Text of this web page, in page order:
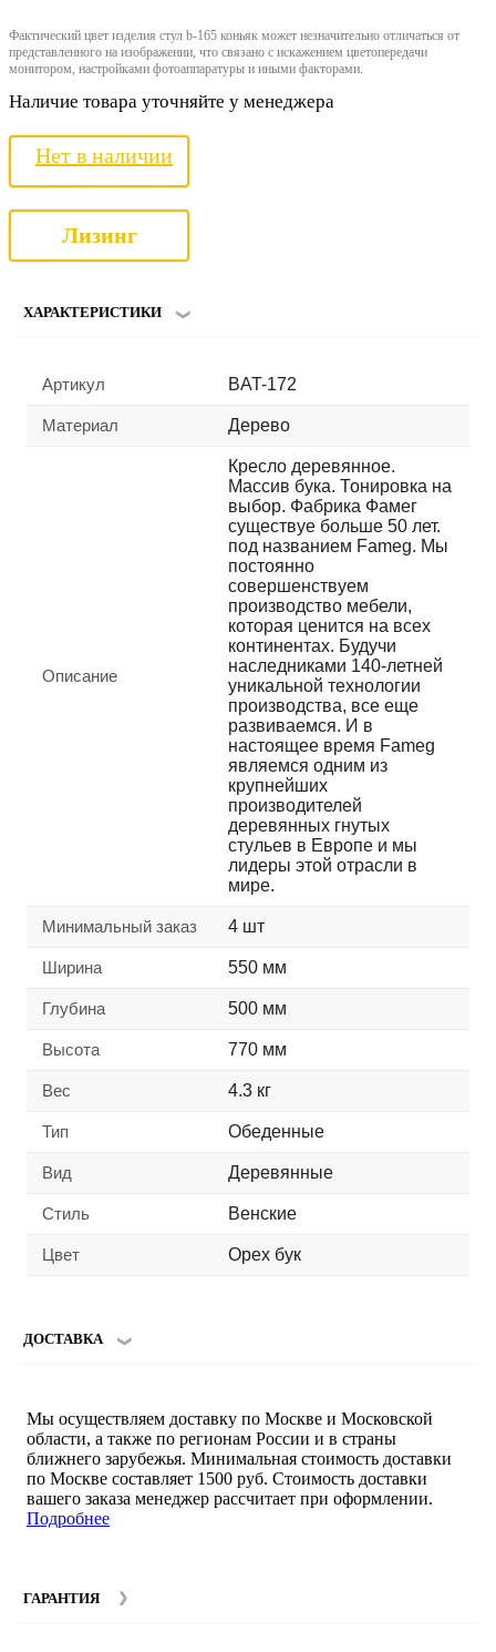
Фактический цвет изделия стул b-165 коньяк может незначительно отличаться от
представленного на изображении, что связано с искажением цветопередачи
монитором, настройками фотоаппаратуры и иными факторами.
Наличие товара уточняйте у менеджера
Нет в наличии
Лизинг
ХАРАКТЕРИСТИКИ
Артикул BAT-172
Материал Дерево
Описание
Кресло деревянное.
Массив бука. Тонировка на
выбор. Фабрика Фамег
существуе больше 50 лет.
под названием Fameg. Мы
постоянно
совершенствуем
производство мебели,
которая ценится на всех
континентах. Будучи
наследниками 140-летней
уникальной технологии
производства, все еще
развиваемся. И в
настоящее время Fameg
являемся одним из
крупнейших
производителей
деревянных гнутых
стульев в Европе и мы
лидеры этой отрасли в
мире.
Минимальный заказ 4 шт
Ширина 550 мм
Глубина 500 мм
Высота 770 мм
Вес 4.3 кг
Тип Обеденные
Вид Деревянные
Стиль Венские
Цвет Орех бук
ДОСТАВКА
Мы осуществляем доставку по Москве и Московской
области, а также по регионам России и в страны
ближнего зарубежья. Минимальная стоимость доставки
по Москве составляет 1500 руб. Стоимость доставки
вашего заказа менеджер рассчитает при оформлении.
Подробнее
ГАРАНТИЯ